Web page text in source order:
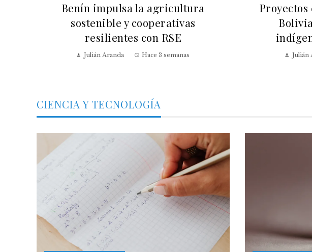
Benín impulsa la agricultura
sostenible y cooperativas
resilientes con RSE
Julián Aranda Hace 3 semanas
Proyectos
Julián
CIENCIA Y TECNOLOGÍA